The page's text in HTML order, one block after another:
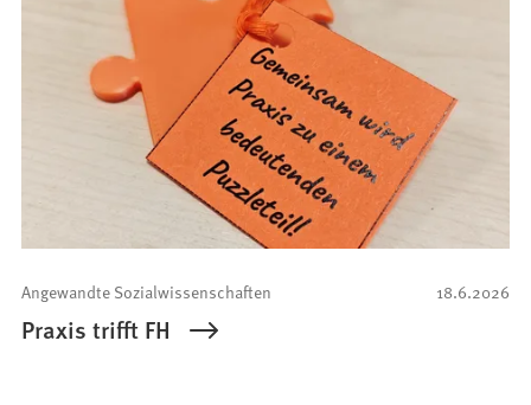
18.6.2026
Angewandte Sozialwissenschaften
Praxis trifft FH